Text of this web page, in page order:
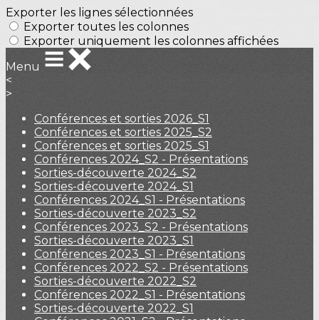
Exporter les lignes sélectionnées
Exporter toutes les colonnes
Exporter uniquement les colonnes affichées
Menu
<
>
Conférences et sorties 2026_S1
Conférences et sorties 2025_S2
Conférences et sorties 2025_S1
Conférences 2024_S2 - Présentations
Sorties-découverte 2024_S2
Sorties-découverte 2024_S1
Conférences 2024_S1 - Présentations
Sorties-découverte 2023_S2
Conférences 2023_S2 - Présentations
Sorties-découverte 2023_S1
Conférences 2023_S1 - Présentations
Conférences 2022_S2 - Présentations
Sorties-découverte 2022_S2
Conférences 2022_S1 - Présentations
Sorties-découverte 2022_S1